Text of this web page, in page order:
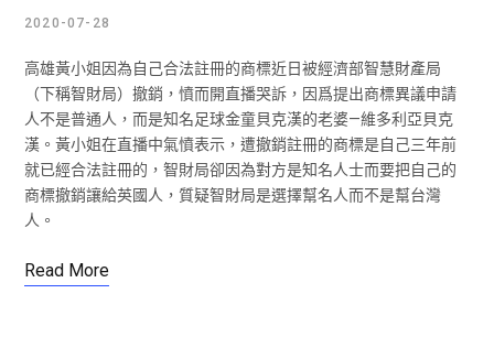
2020-07-28
高雄黃小姐因為自己合法註冊的商標近日被經濟部智慧財產局
（下稱智財局）撤銷，憤而開直播哭訴，因爲提出商標異議申請
人不是普通人，而是知名足球金童貝克漢的老婆—維多利亞貝克
漢。黃小姐在直播中氣憤表示，遭撤銷註冊的商標是自己三年前
就已經合法註冊的，智財局卻因為對方是知名人士而要把自己的
商標撤銷讓給英國人，質疑智財局是選擇幫名人而不是幫台灣
人。
Read More